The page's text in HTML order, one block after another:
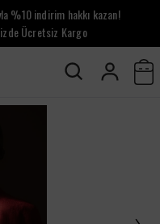
%10 indirim hakkı kazan!
Ücretsiz Kargo